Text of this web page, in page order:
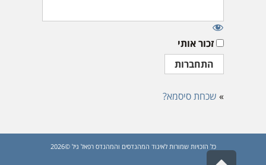
זכור אותי
» שכחת סיסמא?
כל הזכויות שמורות לאיגוד המהנדסים והמהנדס רפאל גיל ©2026